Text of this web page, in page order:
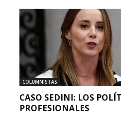
COLUMNISTAS
CASO SEDINI: LOS
PROFESIONALES